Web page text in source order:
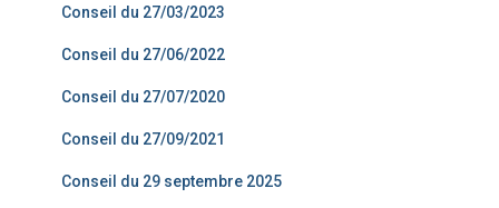
Conseil du 27/03/2023
Conseil du 27/06/2022
Conseil du 27/07/2020
Conseil du 27/09/2021
Conseil du 29 septembre 2025